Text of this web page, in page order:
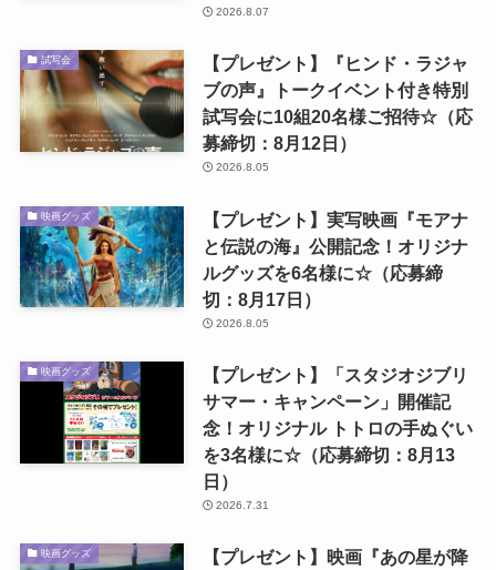
2026.8.07
試写会
【プレゼント】『ヒンド・ラジャ
ブの声』トークイベント付き特別
試写会に10組20名様ご招待☆（応
募締切：8月12日）
2026.8.05
映画グッズ
【プレゼント】実写映画『モアナ
と伝説の海』公開記念！オリジナ
ルグッズを6名様に☆（応募締
切：8月17日）
2026.8.05
映画グッズ
【プレゼント】「スタジオジブリ
サマー・キャンペーン」開催記
念！オリジナル トトロの手ぬぐい
を3名様に☆（応募締切：8月13
日）
2026.7.31
映画グッズ 【プレゼント】映画『あの星が降